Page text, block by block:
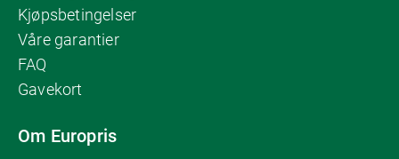
Kjøpsbetingelser
Våre garantier
FAQ
Gavekort
Om Europris